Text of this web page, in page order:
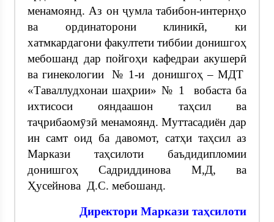
менамоянд. Аз он ҷумла табибон-интернҳо
ва ординаторони клиникӣ, ки
хатмкардагони факултети тиббии донишгоҳ
мебошанд дар пойгоҳи кафедраи акушерӣ
ва гинекологии № 1-и донишгоҳ – МДТ
«Таваллудхонаи шаҳрии» № 1 вобаста ба
ихтисоси ояндаашон таҳсил ва
таҷрибаомӯзӣ менамоянд. Муттасадиён дар
ин самт оид ба давомот, сатҳи таҳсил аз
Маркази таҳсилоти баъдидипломии
донишгоҳ Садриддинова М,Д, ва
Ҳусейнова Д.С. мебошанд.
Директори Маркази таҳсилоти